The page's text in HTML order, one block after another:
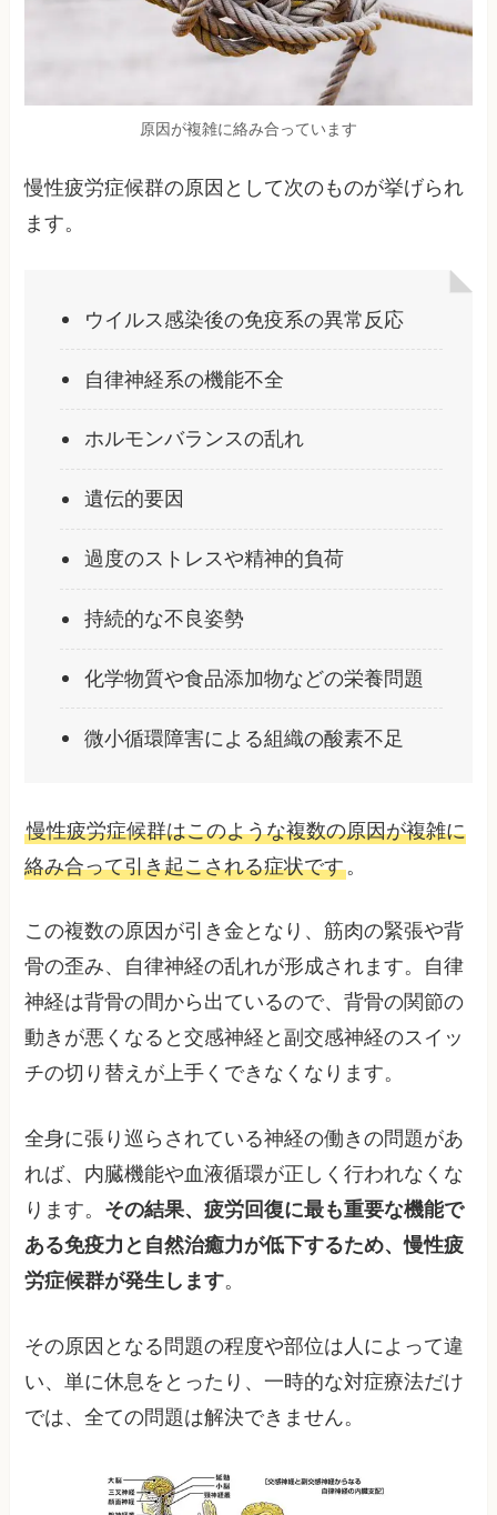
原因が複雑に絡み合っています
慢性疲労症候群の原因として次のものが挙げられ
ます。
ウイルス感染後の免疫系の異常反応
自律神経系の機能不全
ホルモンバランスの乱れ
遺伝的要因
過度のストレスや精神的負荷
持続的な不良姿勢
化学物質や食品添加物などの栄養問題
微小循環障害による組織の酸素不足
慢性疲労症候群はこのような複数の原因が複雑に
絡み合って引き起こされる症状です。
この複数の原因が引き金となり、筋肉の緊張や背
骨の歪み、自律神経の乱れが形成されます。自律
神経は背骨の間から出ているので、背骨の関節の
動きが悪くなると交感神経と副交感神経のスイッ
チの切り替えが上手くできなくなります。
全身に張り巡らされている神経の働きの問題があ
れば、内臓機能や血液循環が正しく行われなくな
ります。 その結果、疲労回復に最も重要な機能で
ある免疫力と自然治癒力が低下するため、慢性疲
労症候群が発生します。
その原因となる問題の程度や部位は人によって違
い、単に休息をとったり、一時的な対症療法だけ
では、全ての問題は解決できません。